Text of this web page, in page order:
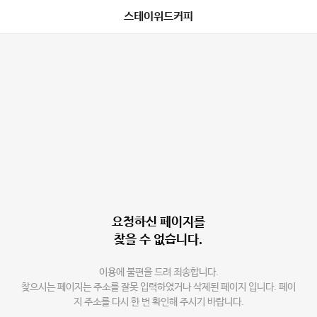
스테이위드커피
요청하신 페이지를
찾을 수 없습니다.
이용에 불편을 드려 죄송합니다.
찾으시는 페이지는 주소를 잘못 입력하였거나 삭제된 페이지 입니다. 페이
지 주소를 다시 한 번 확인해 주시기 바랍니다.